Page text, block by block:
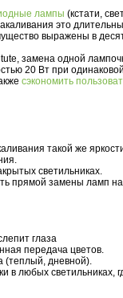
лампы (кстати,
это
выражены в
замена одной
20 Вт при
сэкономить
такой же
светильниках.
прямой замены ламп
глаза
передача цветов.
(теплый, дневной).
в любых светильниках,